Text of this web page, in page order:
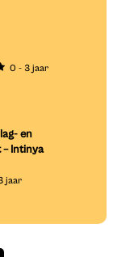
0 - 3 jaar
en
Intinya
jaar